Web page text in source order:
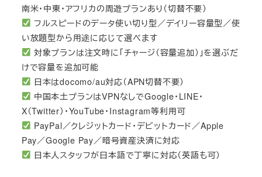
南米・中東・アフリカの周遊プランあり（切替不要）
フルスピードのデータ使い切り型／デイリー容量型／使
い放題型から用途に応じて選べます
対象プランは注文時に「チャージ（容量追加）」を選ぶだ
けで容量を追加可能
日本はdocomo/au対応（APN切替不要）
中国本土プランはVPNなしでGoogle・LINE・
X（Twitter）・YouTube・Instagram等利用可
PayPal／クレジットカード・デビットカード／Apple
Pay／Google Pay／暗号資産決済に対応
日本人スタッフが日本語で丁寧に対応（英語も可）